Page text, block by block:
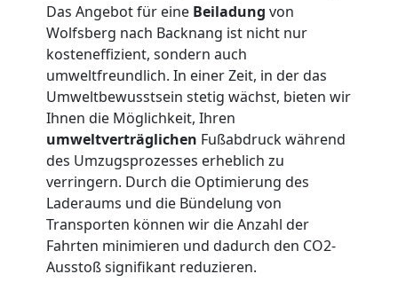
Das Angebot für eine Beiladung von
Wolfsberg nach Backnang ist nicht nur
kosteneffizient, sondern auch
umweltfreundlich. In einer Zeit, in der das
Umweltbewusstsein stetig wächst, bieten wir
Ihnen die Möglichkeit, Ihren
umweltverträglichen Fußabdruck während
des Umzugsprozesses erheblich zu
verringern. Durch die Optimierung des
Laderaums und die Bündelung von
Transporten können wir die Anzahl der
Fahrten minimieren und dadurch den CO2-
Ausstoß signifikant reduzieren.
Möbellift
Wolfsberg
Übersiedlung
Wolfsberg
Klaviertransport